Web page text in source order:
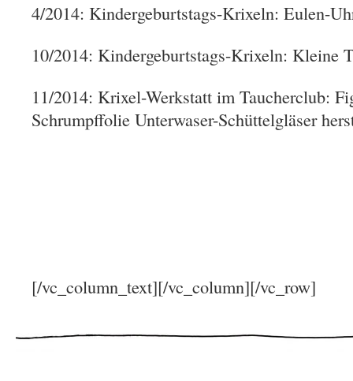
4/2014: Kindergeburtstags-Krixeln: Eulen-
10/2014: Kindergeburtstags-Krixeln: Kleine
11/2014: Krixel-Werkstatt im Taucherclub:
Schrumpffolie Unterwaser-Schüttelgläser
[/vc_column_text][/vc_column][/vc_row]